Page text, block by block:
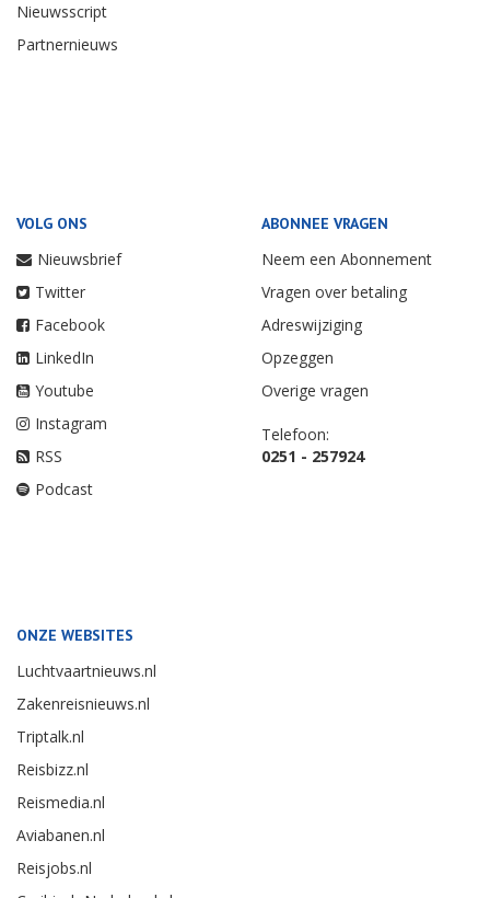
Nieuwsscript
Partnernieuws
VOLG ONS
Nieuwsbrief
Twitter
Facebook
LinkedIn
Youtube
Instagram
RSS
Podcast
ABONNEE VRAGEN
Neem een Abonnement
Vragen over betaling
Adreswijziging
Opzeggen
Overige vragen
Telefoon:
0251 - 257924
ONZE WEBSITES
Luchtvaartnieuws.nl
Zakenreisnieuws.nl
Triptalk.nl
Reisbizz.nl
Reismedia.nl
Aviabanen.nl
Reisjobs.nl